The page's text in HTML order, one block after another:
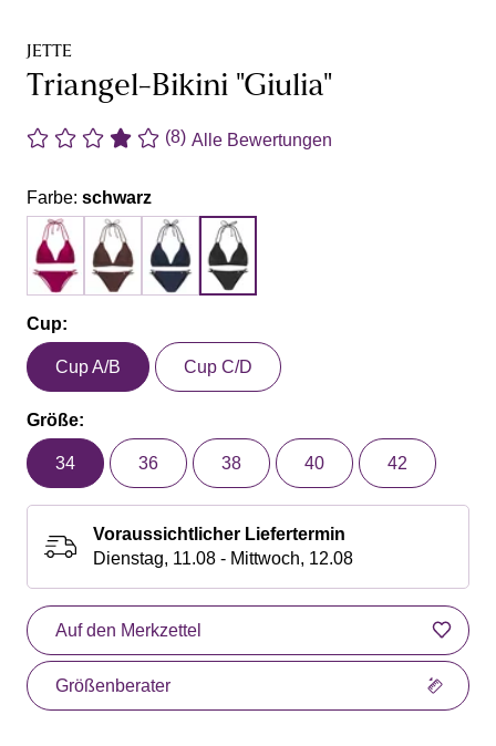
JETTE
Triangel-Bikini "Giulia"
(8) Alle Bewertungen
Farbe: schwarz
Cup:
Cup A/B Cup C/D
Größe:
34 36 38 40 42
Voraussichtlicher Liefertermin
Dienstag, 11.08 - Mittwoch, 12.08
Auf den Merkzettel
Größenberater